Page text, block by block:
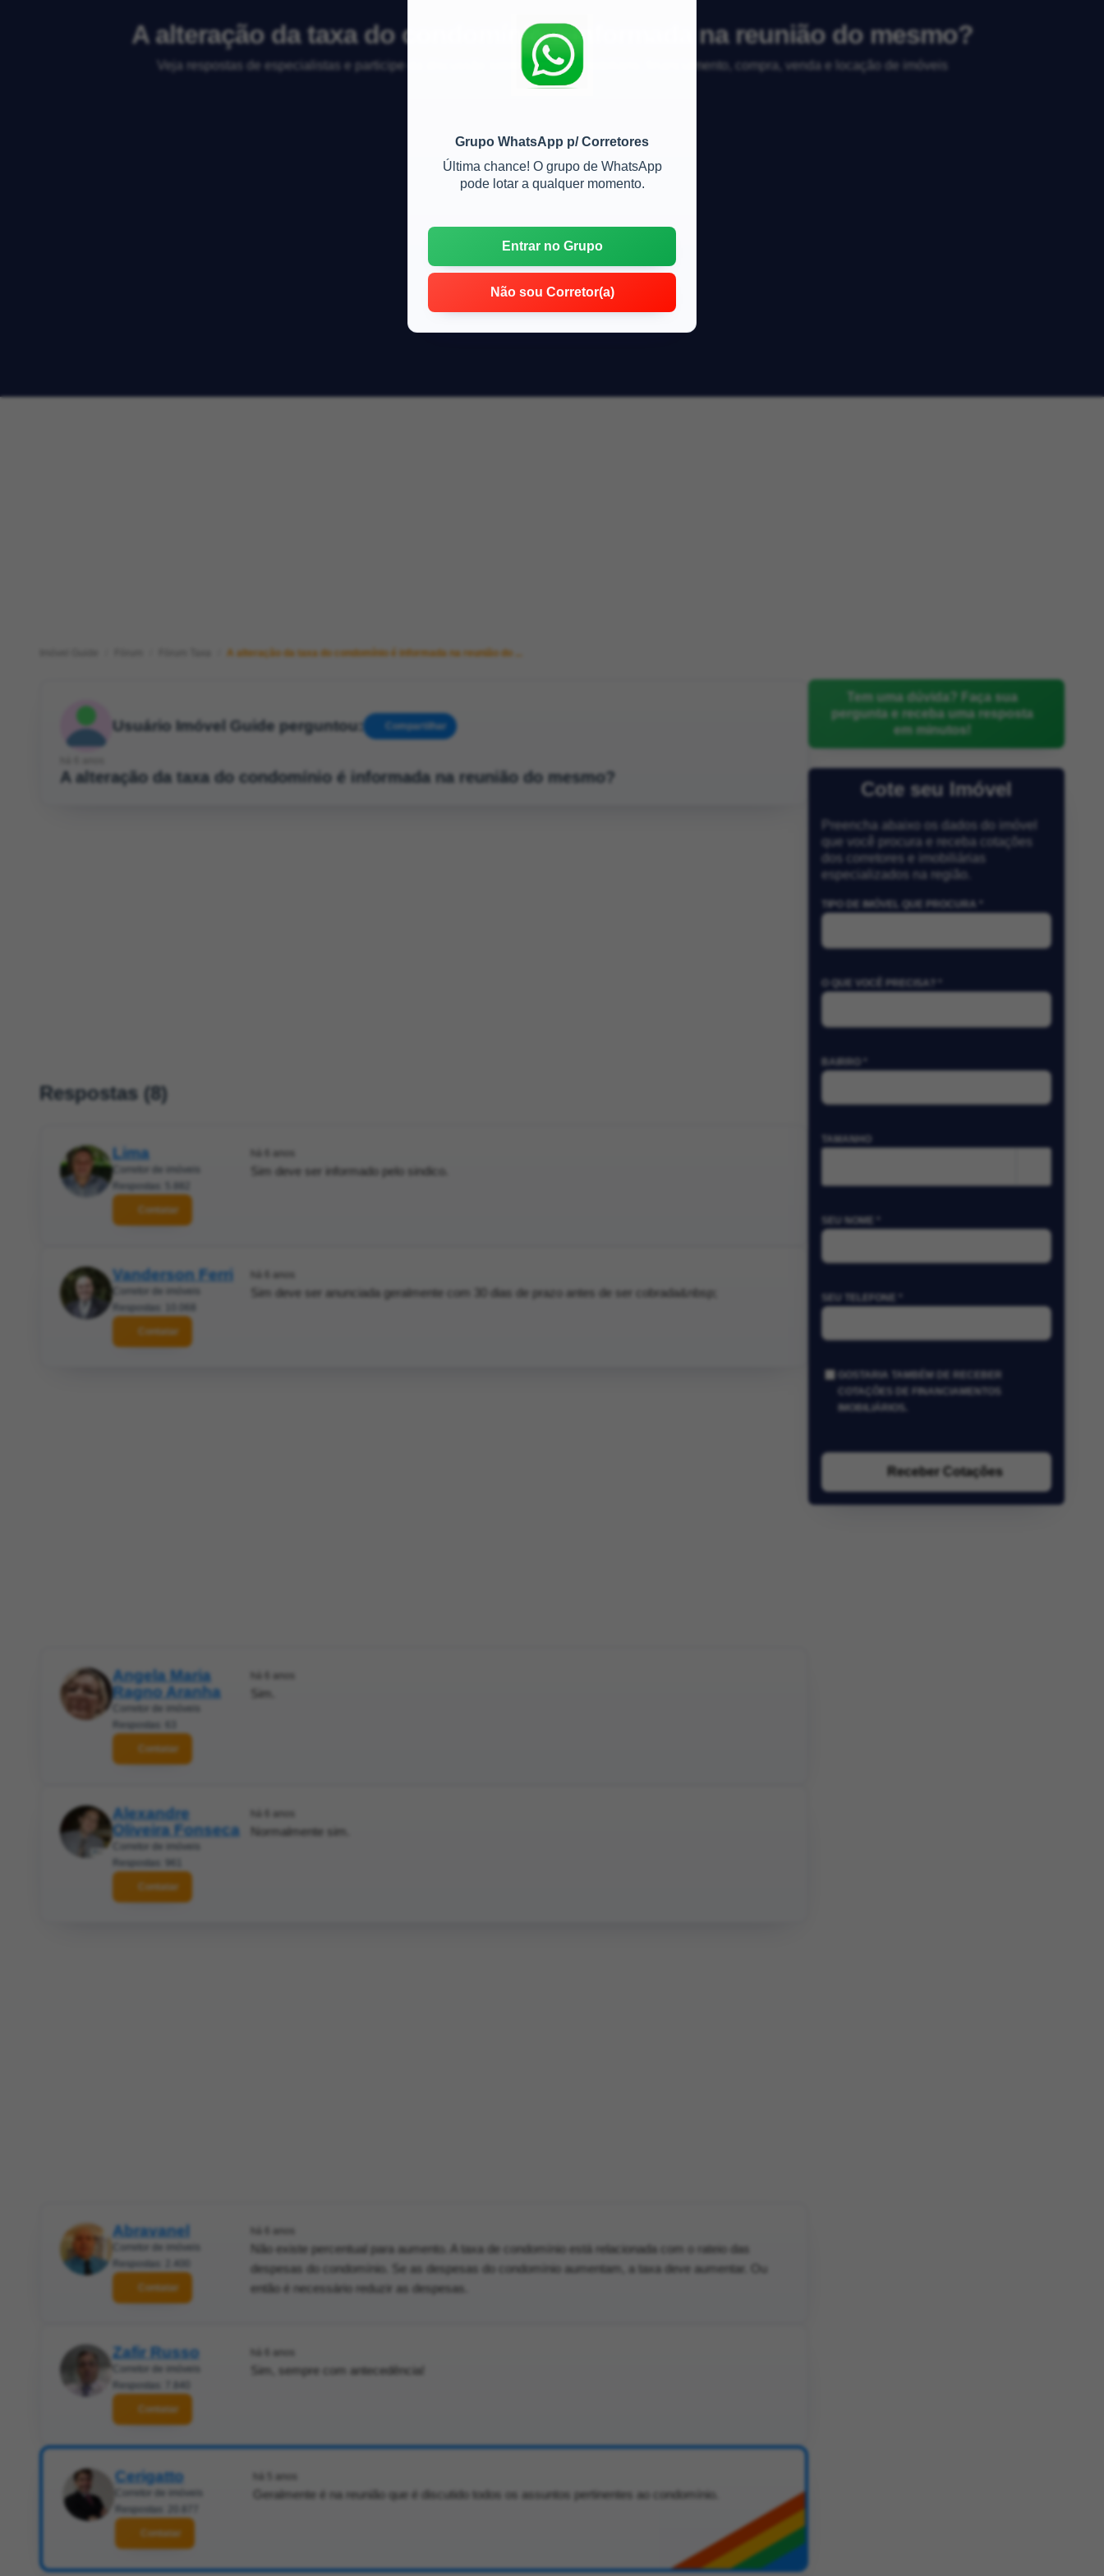
Grupo WhatsApp p/ Corretores
Última chance! O grupo de WhatsApp
pode lotar a qualquer momento.
Entrar no Grupo
Não sou Corretor(a)
A alteração da taxa do condomínio é informada na reunião do mesmo?
Veja respostas de especialistas e participe da discussão sobre mercado imobiliário, financiamento, compra, venda e locação de imóveis
A alteração da taxa do condomínio é informada na reunião do ...
Usuário Imóvel Guide perguntou: Compartilhar
A alteração da taxa do condomínio é informada na reunião do mesmo?
Respostas (8)
Lima
Corretor de imóveis
Respostas: 5.882
Contatar
há 6 anos
Sim deve ser informado pelo sindico.
Vanderson Ferri
Corretor de imóveis
Respostas: 10.068
Contatar
há 6 anos
Sim deve ser anunciada geralmente com 30 dias de prazo antes de ser cobrada&nbsp;
Angela Maria
Ragno Aranha
Corretor de imóveis
Respostas: 63
Contatar
há 6 anos
Sim.
Alexandre
Oliveira Fonseca
Corretor de imóveis
Respostas: 961
Contatar
há 6 anos
Normalmente sim.
Abravanel
Corretor de imóveis
Respostas: 2.400
Contatar
há 6 anos
Não existe percentual para aumento. A taxa de condomínio está relacionada com o rateio das
despesas do condomínio. Se as despesas do condomínio aumentam, a taxa deve aumentar. Ou
então é necessário reduzir as despesas.
Zafir Russo
Corretor de imóveis
Respostas: 7.840
Contatar
há 6 anos
Sim, sempre com antecedência!
Cerigatto
Corretor de imóveis
Respostas: 20.877
Contatar
há 5 anos
Geralmente é na reunião que é discutido todos os assuntos pertinentes ao condomínio.
Tem uma dúvida? Faça sua
pergunta e receba uma resposta
em minutos!
Cote seu Imóvel
Preencha abaixo os dados do imóvel
que você procura e receba cotações
dos corretores e imobiliárias
especializados na região.
TIPO DE IMÓVEL QUE PROCURA *
O QUE VOCÊ PRECISA? *
BAIRRO *
TAMANHO
SEU NOME *
SEU TELEFONE *
GOSTARIA TAMBÉM DE RECEBER
COTAÇÕES DE FINANCIAMENTOS
IMOBILIÁRIOS.
Receber Cotações